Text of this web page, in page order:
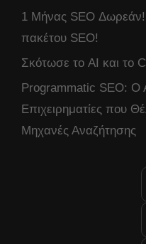
1 Μήνας SEO Δωρεάν!
πακέτου SEO!
Σκότωσε το AI και το
Programmatic SEO: Ο
Επιχειρηματίες που
Μηχανές Αναζήτησης